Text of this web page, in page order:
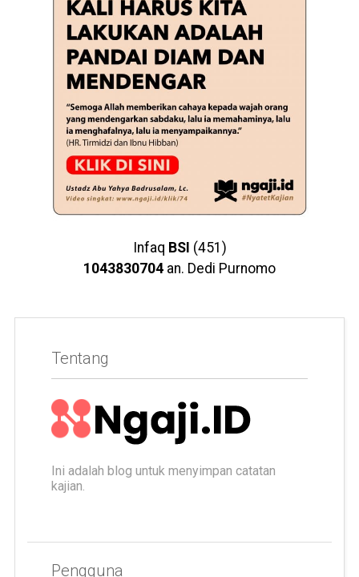
Infaq BSI (451)
1043830704 an. Dedi Purnomo
Tentang
Ini adalah blog untuk menyimpan catatan
kajian.
Pengguna